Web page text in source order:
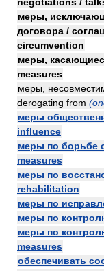
меры,
договора /
circumvention
меры,
measures
меры,
derogating from
меры
influence
меры по борьбе
measures
меры по
rehabilitation
меры по
меры по
меры по
measures
обеспечивать